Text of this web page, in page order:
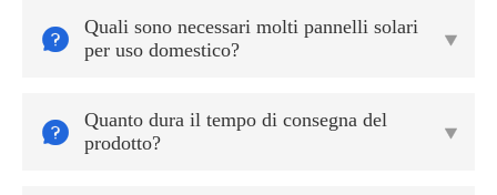

Quali sono necessari molti pannelli solari
per uso domestico?


Quanto dura il tempo di consegna del
prodotto?
